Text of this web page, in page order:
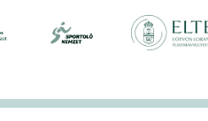
Soha ennyien
XVII. KEK!
ÉLŐ:
A hivatalos